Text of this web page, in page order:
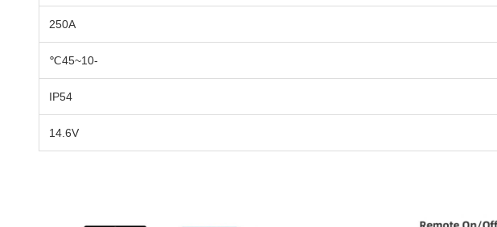
250A
-10~45℃
IP54
14.6V